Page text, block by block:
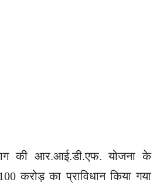
की आर.आई.डी.एफ. योजना के
करोड़ का प्राविधान किया गया